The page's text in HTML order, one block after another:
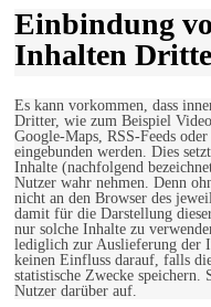
Einbindung
Inhalten
Es kann vorkommen, dass
Dritter, wie zum Beispiel
Google-Maps, RSS-Feeds
eingebunden werden. Dies
Inhalte (nachfolgend
Nutzer wahr nehmen. Denn
nicht an den Browser des
damit für die Darstellung
nur solche Inhalte zu
lediglich zur Auslieferung der
keinen Einfluss darauf, falls
statistische Zwecke
Nutzer darüber auf.